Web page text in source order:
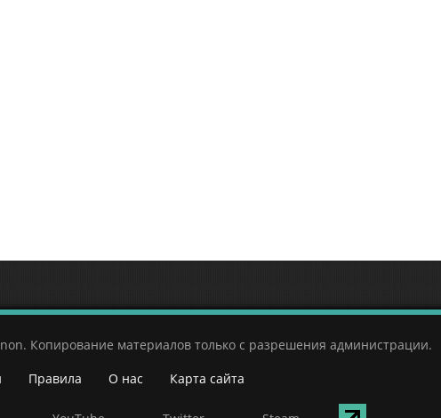
Копирование материалов только с разрешения администрации.
Правила О нас Карта сайта